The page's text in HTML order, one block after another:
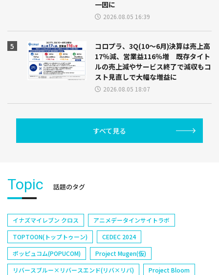
一因に
2026.08.05 16:39
コロプラ、3Q(10～6月)決算は売上高
17％減、営業益116％増 既存タイト
ルの売上減やサービス終了で減収もコ
スト見直しで大幅な増益に
2026.08.05 18:07
すべて見る
Topic 話題のタグ
イナズマイレブン クロス
アニメデータインサイトラボ
TOPTOON(トップトゥーン)
CEDEC 2024
ポッピュコム(POPUCOM)
Project Mugen(仮)
リバースブルー×リバースエンド(リバ×リバ)
Project Bloom